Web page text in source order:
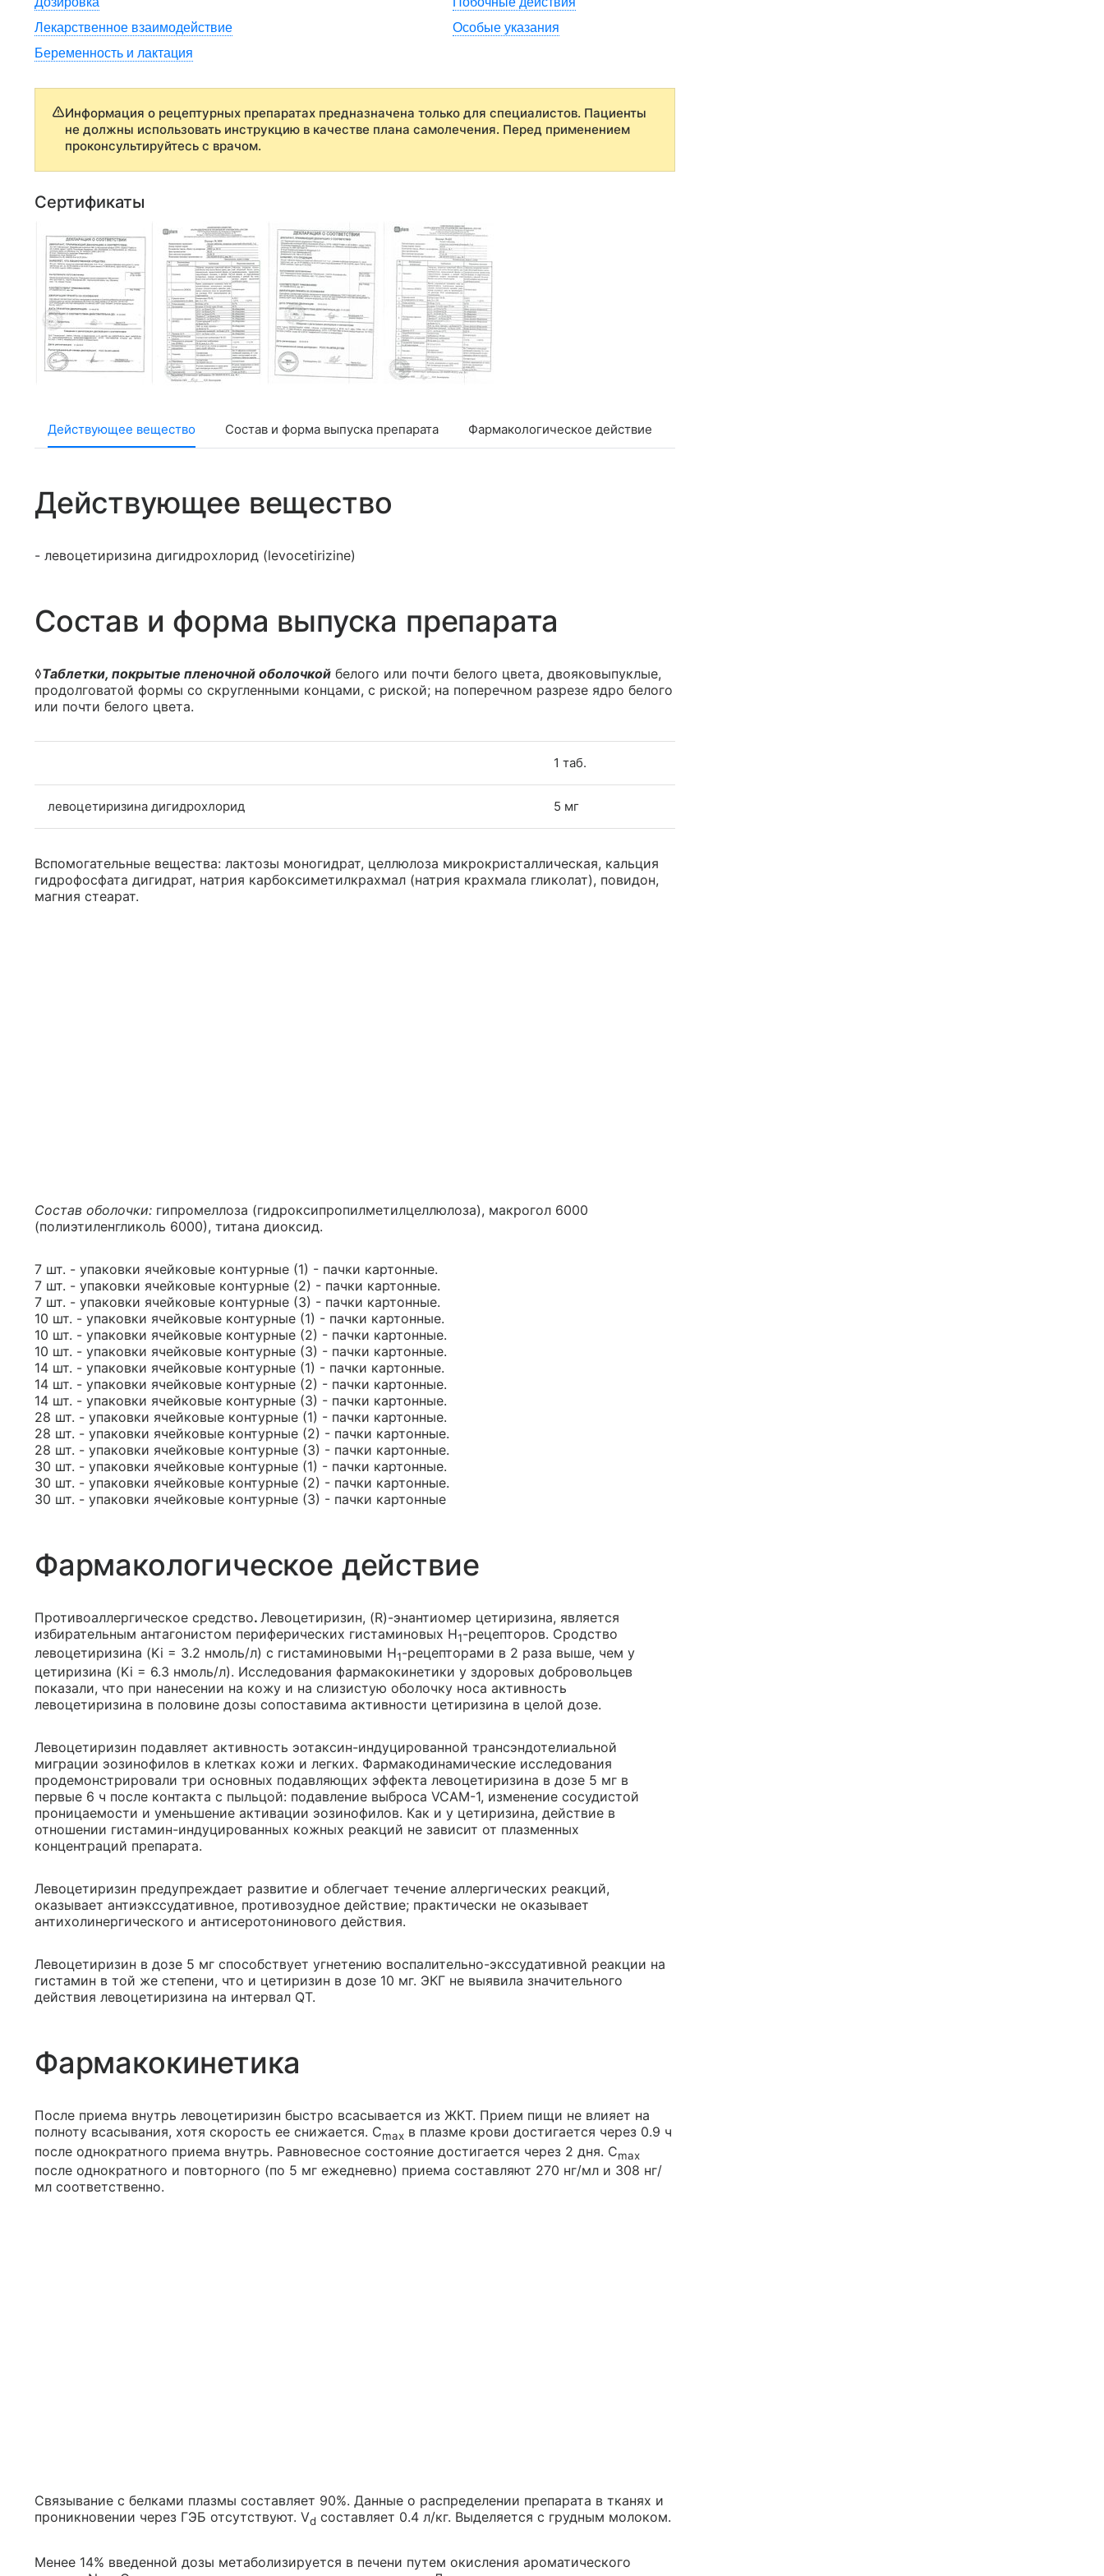
Лекарственное взаимодействие
Особые указания
Беременность и лактация
Информация о рецептурных препаратах предназначена только для специалистов. Пациенты
не должны использовать инструкцию в качестве плана самолечения. Перед применением
проконсультируйтесь с врачом.
Сертификаты
Действующее вещество Состав и форма выпуска препарата Фармакологическое действие
Действующее вещество
- левоцетиризина дигидрохлорид (levocetirizine)
Состав и форма выпуска препарата
◊Таблетки, покрытые пленочной оболочкой белого или почти белого цвета, двояковыпуклые,
продолговатой формы со скругленными концами, с риской; на поперечном разрезе ядро белого
или почти белого цвета.
1 таб.
левоцетиризина дигидрохлорид 5 мг
Вспомогательные вещества: лактозы моногидрат, целлюлоза микрокристаллическая, кальция
гидрофосфата дигидрат, натрия карбоксиметилкрахмал (натрия крахмала гликолат), повидон,
магния стеарат.
Состав оболочки: гипромеллоза (гидроксипропилметилцеллюлоза), макрогол 6000
(полиэтиленгликоль 6000), титана диоксид.
7 шт. - упаковки ячейковые контурные (1) - пачки картонные.
7 шт. - упаковки ячейковые контурные (2) - пачки картонные.
7 шт. - упаковки ячейковые контурные (3) - пачки картонные.
10 шт. - упаковки ячейковые контурные (1) - пачки картонные.
10 шт. - упаковки ячейковые контурные (2) - пачки картонные.
10 шт. - упаковки ячейковые контурные (3) - пачки картонные.
14 шт. - упаковки ячейковые контурные (1) - пачки картонные.
14 шт. - упаковки ячейковые контурные (2) - пачки картонные.
14 шт. - упаковки ячейковые контурные (3) - пачки картонные.
28 шт. - упаковки ячейковые контурные (1) - пачки картонные.
28 шт. - упаковки ячейковые контурные (2) - пачки картонные.
28 шт. - упаковки ячейковые контурные (3) - пачки картонные.
30 шт. - упаковки ячейковые контурные (1) - пачки картонные.
30 шт. - упаковки ячейковые контурные (2) - пачки картонные.
30 шт. - упаковки ячейковые контурные (3) - пачки картонные
Фармакологическое действие
Противоаллергическое средство. Левоцетиризин, (R)-энантиомер цетиризина, является
избирательным антагонистом периферических гистаминовых Н1-рецепторов. Сродство
левоцетиризина (Ki = 3.2 нмоль/л) с гистаминовыми H1-рецепторами в 2 раза выше, чем у
цетиризина (Ki = 6.3 нмоль/л). Исследования фармакокинетики у здоровых добровольцев
показали, что при нанесении на кожу и на слизистую оболочку носа активность
левоцетиризина в половине дозы сопоставима активности цетиризина в целой дозе.
Левоцетиризин подавляет активность эотаксин-индуцированной трансэндотелиальной
миграции эозинофилов в клетках кожи и легких. Фармакодинамические исследования
продемонстрировали три основных подавляющих эффекта левоцетиризина в дозе 5 мг в
первые 6 ч после контакта с пыльцой: подавление выброса VCAM-1, изменение сосудистой
проницаемости и уменьшение активации эозинофилов. Как и у цетиризина, действие в
отношении гистамин-индуцированных кожных реакций не зависит от плазменных
концентраций препарата.
Левоцетиризин предупреждает развитие и облегчает течение аллергических реакций,
оказывает антиэкссудативное, противозудное действие; практически не оказывает
антихолинергического и антисеротонинового действия.
Левоцетиризин в дозе 5 мг способствует угнетению воспалительно-экссудативной реакции на
гистамин в той же степени, что и цетиризин в дозе 10 мг. ЭКГ не выявила значительного
действия левоцетиризина на интервал QT.
Фармакокинетика
После приема внутрь левоцетиризин быстро всасывается из ЖКТ. Прием пищи не влияет на
полноту всасывания, хотя скорость ее снижается. Cmax в плазме крови достигается через 0.9 ч
после однократного приема внутрь. Равновесное состояние достигается через 2 дня. Cmax
после однократного и повторного (по 5 мг ежедневно) приема составляют 270 нг/мл и 308 нг/
мл соответственно.
Связывание с белками плазмы составляет 90%. Данные о распределении препарата в тканях и
проникновении через ГЭБ отсутствуют. Vd составляет 0.4 л/кг. Выделяется с грудным молоком.
Менее 14% введенной дозы метаболизируется в печени путем окисления ароматического